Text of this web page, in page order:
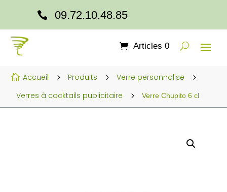
 09.72.10.48.85
Articles 0
 Accueil 5 Produits 5 Verre personnalise 5
Verres à cocktails publicitaire 5 Verre Chupito 6 cl